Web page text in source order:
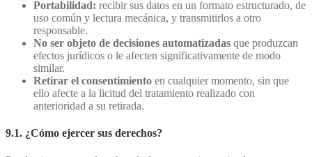
Portabilidad: recibir sus datos en un formato estructurado, de
uso común y lectura mecánica, y transmitirlos a otro
responsable.
No ser objeto de decisiones automatizadas que produzcan
efectos jurídicos o le afecten significativamente de modo
similar.
Retirar el consentimiento en cualquier momento, sin que
ello afecte a la licitud del tratamiento realizado con
anterioridad a su retirada.
9.1. ¿Cómo ejercer sus derechos?